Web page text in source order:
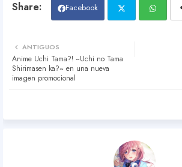
Facebook
ter
ANTIGUOS
Anime Uchi Tama?! ~Uchi no Tama
Shirimasen ka?~ en una nueva
imagen promocional